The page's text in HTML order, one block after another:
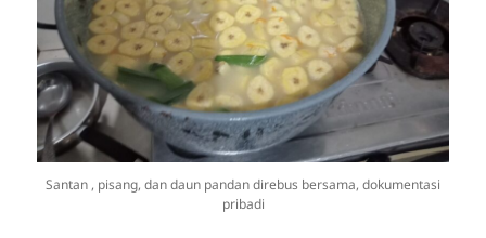
Santan , pisang, dan daun pandan direbus bersama, dokumentasi
pribadi